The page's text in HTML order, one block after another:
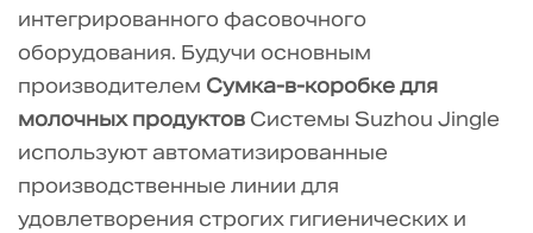
конструкция
арматуры
и
предотвращение
микроутечек
3
Управление
интегрированного фасовочного
оборудования. Будучи основным
производителем Сумка-в-коробке для
молочных продуктов Системы Suzhou Jingle
используют автоматизированные
производственные линии для
удовлетворения строгих гигиенических и